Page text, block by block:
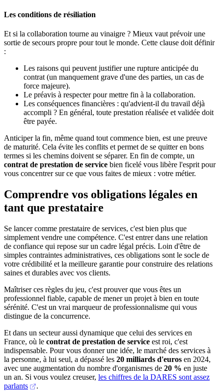
Les conditions de résiliation
Et si la collaboration tourne au vinaigre ? Mieux vaut prévoir une
sortie de secours propre pour tout le monde. Cette clause doit définir
:
Les raisons qui peuvent justifier une rupture anticipée du
contrat (un manquement grave d'une des parties, un cas de
force majeure).
Le préavis à respecter pour mettre fin à la collaboration.
Les conséquences financières : qu'advient-il du travail déjà
accompli ? En général, toute prestation réalisée et validée doit
être payée.
Anticiper la fin, même quand tout commence bien, est une preuve
de maturité. Cela évite les conflits et permet de se quitter en bons
termes si les chemins doivent se séparer. En fin de compte, un
contrat de prestation de service bien ficelé vous libère l'esprit pour
vous concentrer sur ce que vous faites de mieux : votre métier.
Comprendre vos obligations légales en
tant que prestataire
Se lancer comme prestataire de services, c'est bien plus que
simplement vendre une compétence. C'est entrer dans une relation
de confiance qui repose sur un cadre légal précis. Loin d'être de
simples contraintes administratives, ces obligations sont le socle de
votre crédibilité et la meilleure garantie pour construire des relations
saines et durables avec vos clients.
Maîtriser ces règles du jeu, c'est prouver que vous êtes un
professionnel fiable, capable de mener un projet à bien en toute
sérénité. C'est un vrai marqueur de professionnalisme qui vous
distingue de la concurrence.
Et dans un secteur aussi dynamique que celui des services en
France, où le contrat de prestation de service est roi, c'est
indispensable. Pour vous donner une idée, le marché des services à
la personne, à lui seul, a dépassé les 20 milliards d'euros en 2024,
avec une augmentation du nombre d'organismes de 20 % en juste
un an. Si vous voulez creuser, les chiffres de la DARES sont assez
parlants
.